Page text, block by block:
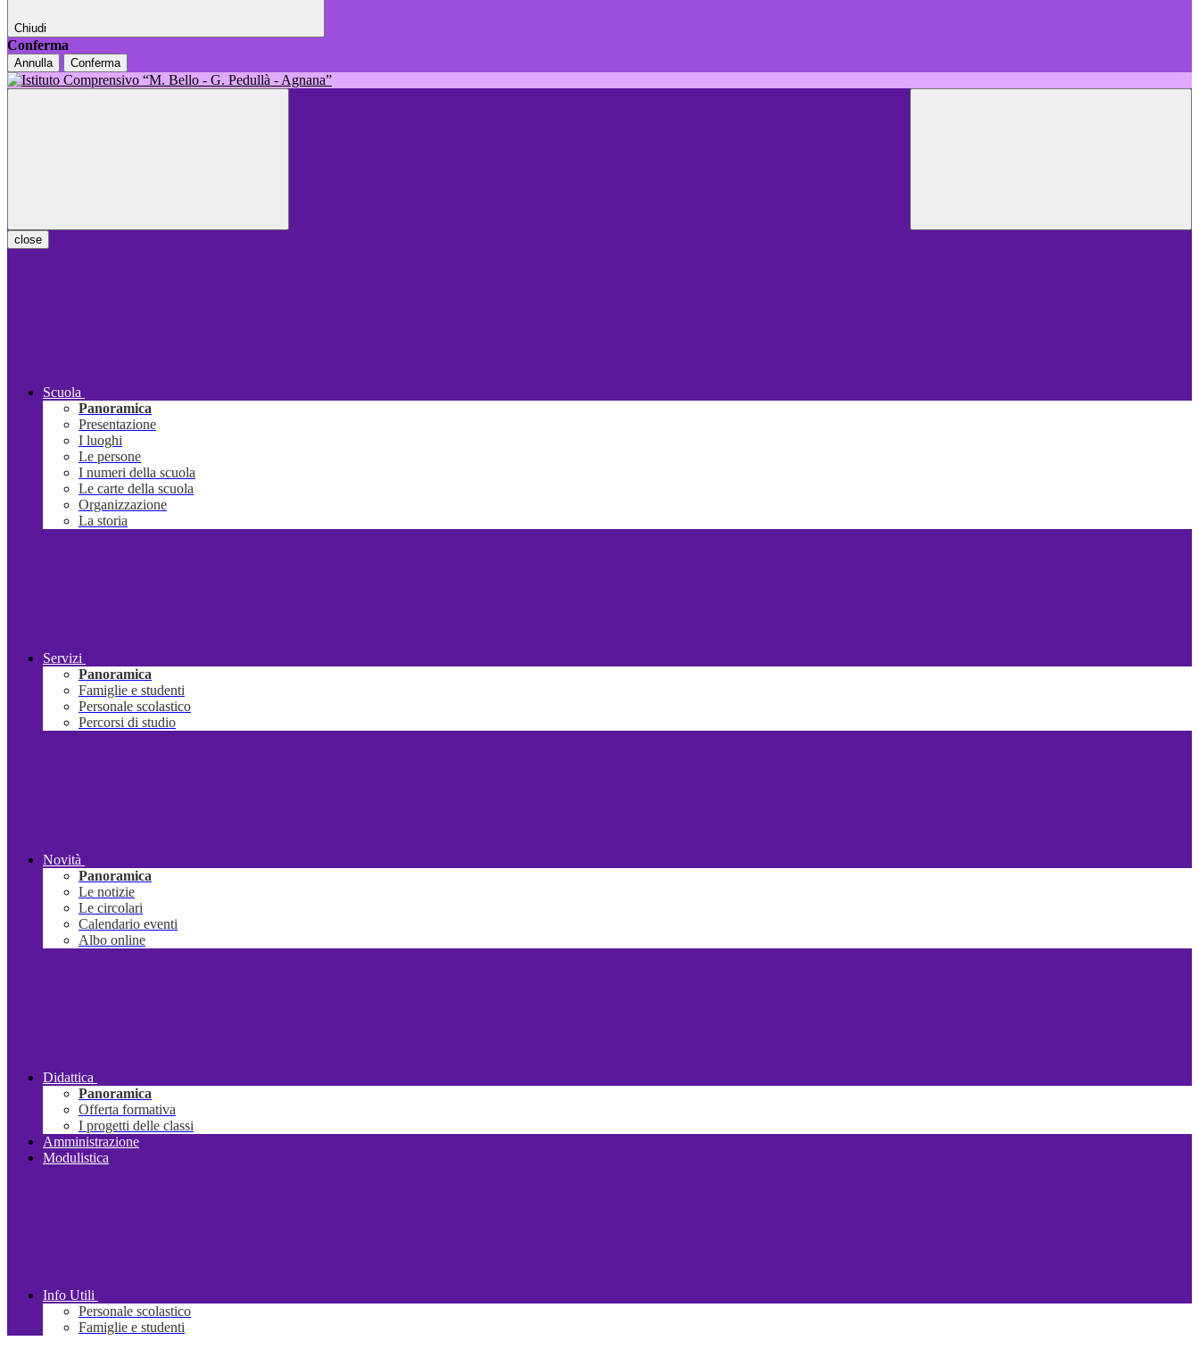
Chiudi
Conferma
Annulla Conferma
close
Scuola
Panoramica
Presentazione
I luoghi
Le persone
I numeri della scuola
Le carte della scuola
Organizzazione
La storia
Servizi
Panoramica
Famiglie e studenti
Personale scolastico
Percorsi di studio
Novità
Panoramica
Le notizie
Le circolari
Calendario eventi
Albo online
Didattica
Panoramica
Offerta formativa
I progetti delle classi
Amministrazione
Modulistica
Info Utili
Personale scolastico
Famiglie e studenti